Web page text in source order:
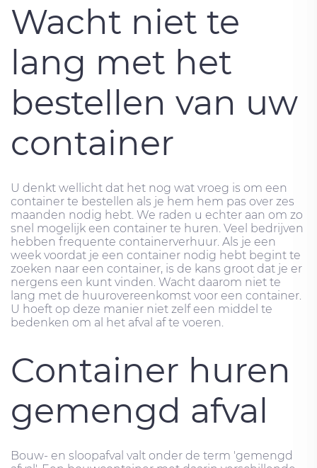
Wacht niet te
lang met het
bestellen van uw
container
U denkt wellicht dat het nog wat vroeg is om een ​​
container te bestellen als je hem hem pas over zes
maanden nodig hebt. We raden u echter aan om zo
snel mogelijk een container te huren. Veel bedrijven
hebben frequente containerverhuur. Als je een
week voordat je een container nodig hebt begint te
zoeken naar een container, is de kans groot dat je er
nergens een kunt vinden. Wacht daarom niet te
lang met de huurovereenkomst voor een container.
U hoeft op deze manier niet zelf een middel te
bedenken om al het afval af te voeren.
Container huren
gemengd afval
Bouw- en sloopafval valt onder de term 'gemengd